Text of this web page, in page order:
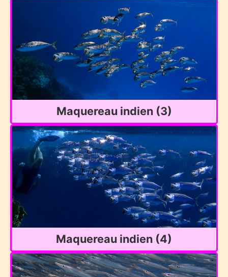
Maquereau indien (3)
Maquereau indien (4)